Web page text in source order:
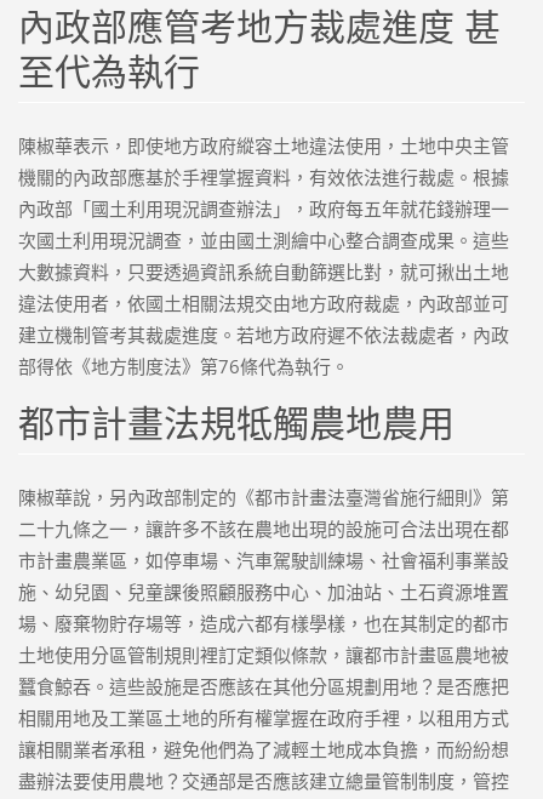
內政部應管考地方裁處進度 甚
至代為執行
陳椒華表示，即使地方政府縱容土地違法使用，土地中央主管
機關的內政部應基於手裡掌握資料，有效依法進行裁處。根據
內政部「國土利用現況調查辦法」，政府每五年就花錢辦理一
次國土利用現況調查，並由國土測繪中心整合調查成果。這些
大數據資料，只要透過資訊系統自動篩選比對，就可揪出土地
違法使用者，依國土相關法規交由地方政府裁處，內政部並可
建立機制管考其裁處進度。若地方政府遲不依法裁處者，內政
部得依《地方制度法》第76條代為執行。
都市計畫法規牴觸農地農用
陳椒華說，另內政部制定的《都市計畫法臺灣省施行細則》第
二十九條之一，讓許多不該在農地出現的設施可合法出現在都
市計畫農業區，如停車場、汽車駕駛訓練場、社會福利事業設
施、幼兒園、兒童課後照顧服務中心、加油站、土石資源堆置
場、廢棄物貯存場等，造成六都有樣學樣，也在其制定的都市
土地使用分區管制規則裡訂定類似條款，讓都市計畫區農地被
蠶食鯨吞。這些設施是否應該在其他分區規劃用地？是否應把
相關用地及工業區土地的所有權掌握在政府手裡，以租用方式
讓相關業者承租，避免他們為了減輕土地成本負擔，而紛紛想
盡辦法要使用農地？交通部是否應該建立總量管制制度，管控